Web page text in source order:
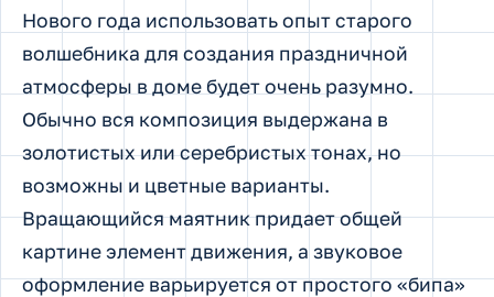
Нового года использовать опыт старого
волшебника для создания праздничной
атмосферы в доме будет очень разумно.
Обычно вся композиция выдержана в
золотистых или серебристых тонах, но
возможны и цветные варианты.
Вращающийся маятник придает общей
картине элемент движения, а звуковое
оформление варьируется от простого «бипа»